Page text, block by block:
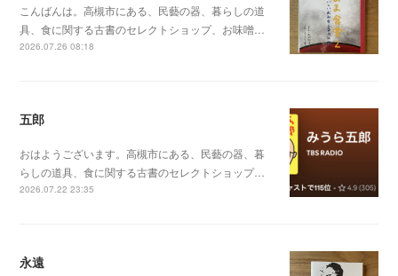
こんばんは。高槻市にある、民藝の器、暮らしの道
具、食に関する古書のセレクトショップ、お味噌…
2026.07.26 08:18
五郎
おはようございます。高槻市にある、民藝の器、暮
らしの道具、食に関する古書のセレクトショップ…
2026.07.22 23:35
永遠